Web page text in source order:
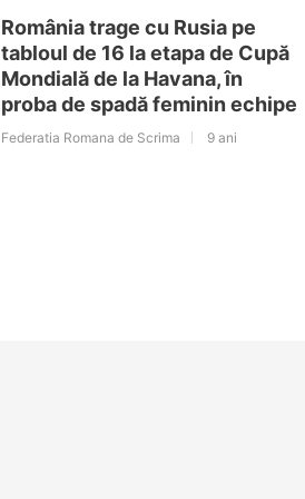
România trage cu Rusia pe
tabloul de 16 la etapa de Cupă
Mondială de la Havana, în
proba de spadă feminin echipe
Federatia Romana de Scrima 9 ani